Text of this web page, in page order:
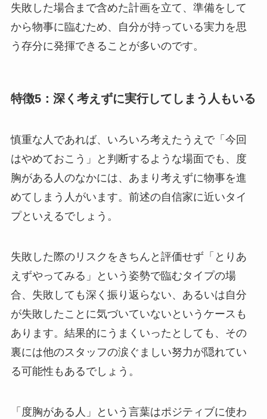
失敗した場合まで含めた計画を立て、準備をして
から物事に臨むため、自分が持っている実力を思
う存分に発揮できることが多いのです。
特徴5：深く考えずに実行してしまう人もいる
慎重な人であれば、いろいろ考えたうえで「今回
はやめておこう」と判断するような場面でも、度
胸がある人のなかには、あまり考えずに物事を進
めてしまう人がいます。前述の自信家に近いタイ
プといえるでしょう。
失敗した際のリスクをきちんと評価せず「とりあ
えずやってみる」という姿勢で臨むタイプの場
合、失敗しても深く振り返らない、あるいは自分
が失敗したことに気づいていないというケースも
あります。結果的にうまくいったとしても、その
裏には他のスタッフの涙ぐましい努力が隠れてい
る可能性もあるでしょう。
「度胸がある人」という言葉はポジティブに使わ